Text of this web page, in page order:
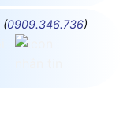
(0909.346.736)